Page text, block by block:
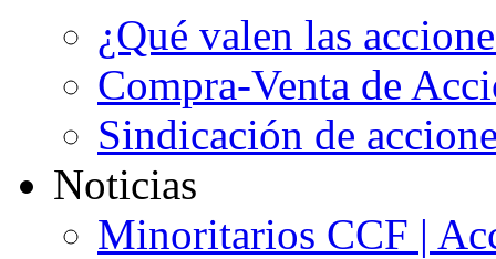
¿Qué valen las
Compra-Venta de
Sindicación de
Noticias
Minoritarios CCF |